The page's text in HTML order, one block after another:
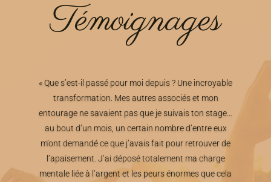
Témoignages
« Que s’est-il passé pour moi depuis ? Une incroyable
transformation. Mes autres associés et mon
entourage ne savaient pas que je suivais ton stage…
au bout d’un mois, un certain nombre d’entre eux
m’ont demandé ce que j’avais fait pour retrouver de
l’apaisement. J’ai déposé totalement ma charge
mentale liée à l’argent et les peurs énormes que cela